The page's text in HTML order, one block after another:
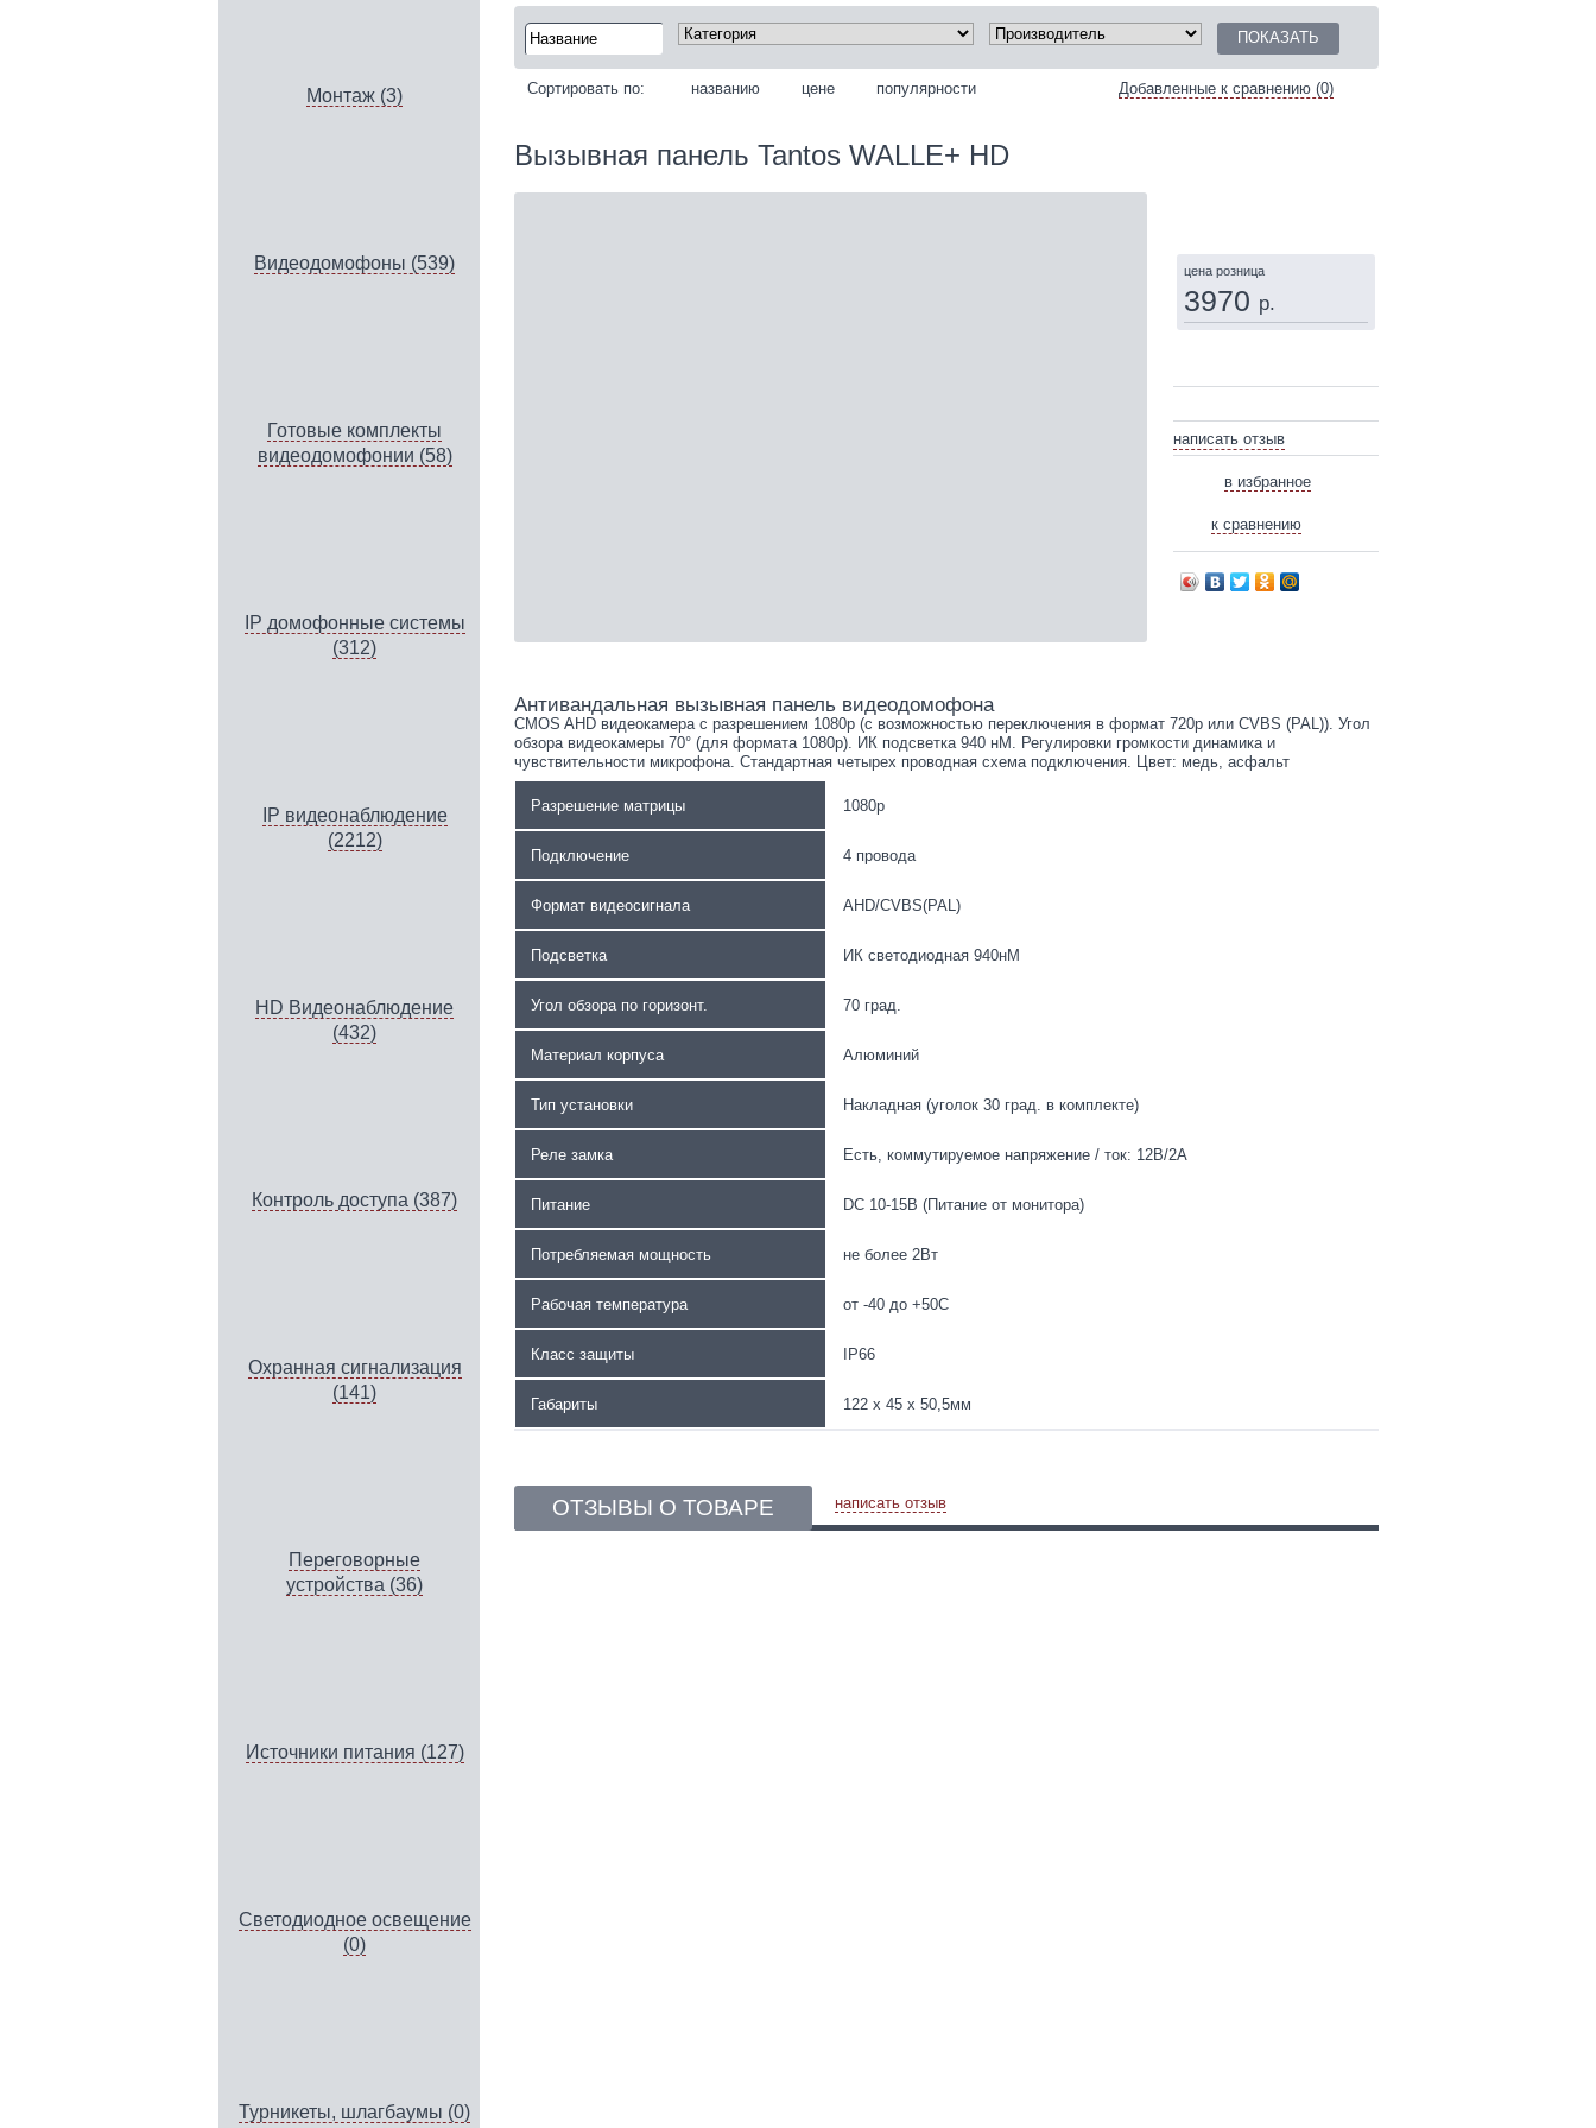
Монтаж (3)
Видеодомофоны (539)
Готовые комплекты
видеодомофонии (58)
IP домофонные системы
(312)
IP видеонаблюдение
(2212)
HD Видеонаблюдение
(432)
Контроль доступа (387)
Охранная сигнализация
(141)
Переговорные
устройства (36)
Источники питания (127)
Светодиодное освещение
(0)
Турникеты, шлагбаумы (0)
Добавленные к сравнению (0)
Сортировать по: названию цене популярности
Вызывная панель Tantos WALLE+ HD
цена розница
3970 р.
написать отзыв
в избранное
к сравнению
Антивандальная вызывная панель видеодомофона
CMOS AHD видеокамера с разрешением 1080p (с возможностью переключения в формат 720p или CVBS (PAL)). Угол
обзора видеокамеры 70° (для формата 1080p). ИК подсветка 940 нМ. Регулировки громкости динамика и
чувствительности микрофона. Стандартная четырех проводная схема подключения. Цвет: медь, асфальт
Разрешение матрицы 1080p
Подключение 4 провода
Формат видеосигнала AHD/CVBS(PAL)
Подсветка ИК светодиодная 940нМ
Угол обзора по горизонт. 70 град.
Материал корпуса Алюминий
Тип установки Накладная (уголок 30 град. в комплекте)
Реле замка Есть, коммутируемое напряжение / ток: 12В/2А
Питание DC 10-15В (Питание от монитора)
Потребляемая мощность не более 2Вт
Рабочая температура от -40 до +50С
Класс защиты IP66
Габариты 122 x 45 x 50,5мм
ОТЗЫВЫ О ТОВАРЕ написать отзыв